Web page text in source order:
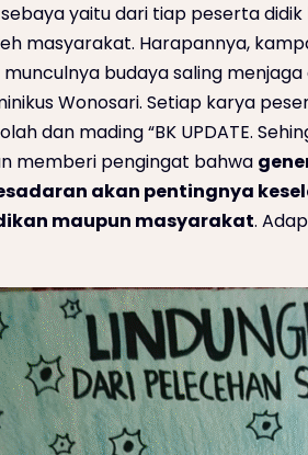
yaitu dari tiap peserta
masyarakat. Harapannya,
budaya saling
Wonosari. Setiap karya
dan mading “BK UPDATE.
memberi pengingat bahwa
akan pentingnya
maupun masyarakat.